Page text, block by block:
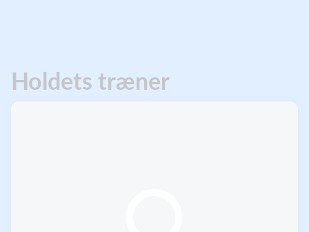
Holdets træner